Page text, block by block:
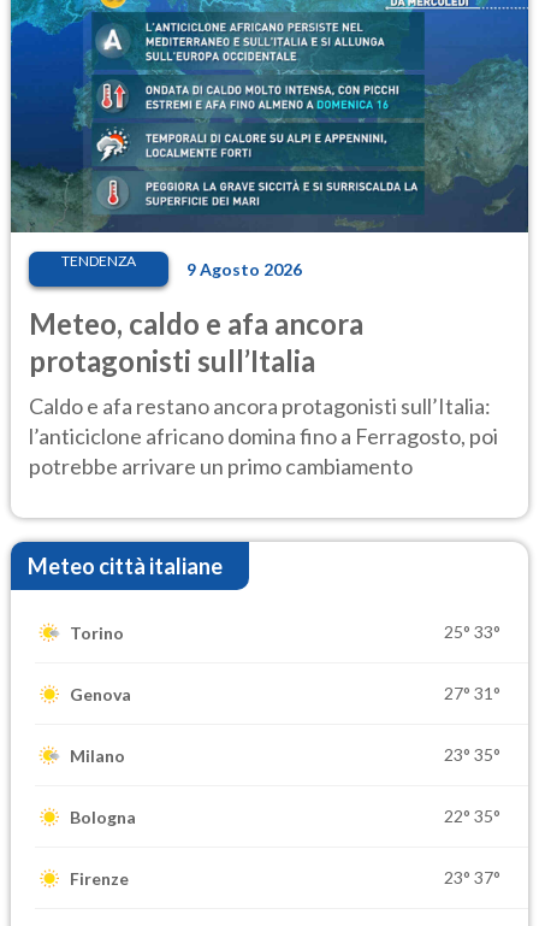
TENDENZA 9 Agosto 2026
Meteo, caldo e afa ancora
protagonisti sull’Italia
Caldo e afa restano ancora protagonisti sull’Italia:
l’anticiclone africano domina fino a Ferragosto, poi
potrebbe arrivare un primo cambiamento
Meteo città italiane
Torino 25° 33°
Genova 27° 31°
Milano 23° 35°
Bologna 22° 35°
Firenze 23° 37°